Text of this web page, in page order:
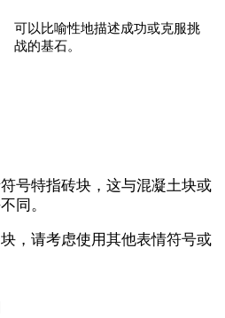
可以比喻性地描述成功或克服挑
战的基石。
号特指砖块，这与混凝土块或
同。
，请考虑使用其他表情符号或